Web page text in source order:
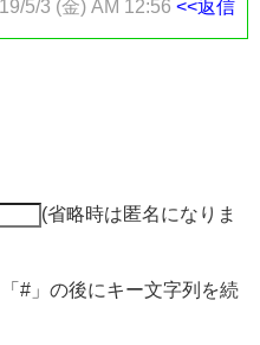
5/3 (金) AM 12:56 <<返信
(省略時は匿名になりま
#」の後にキー文字列を続